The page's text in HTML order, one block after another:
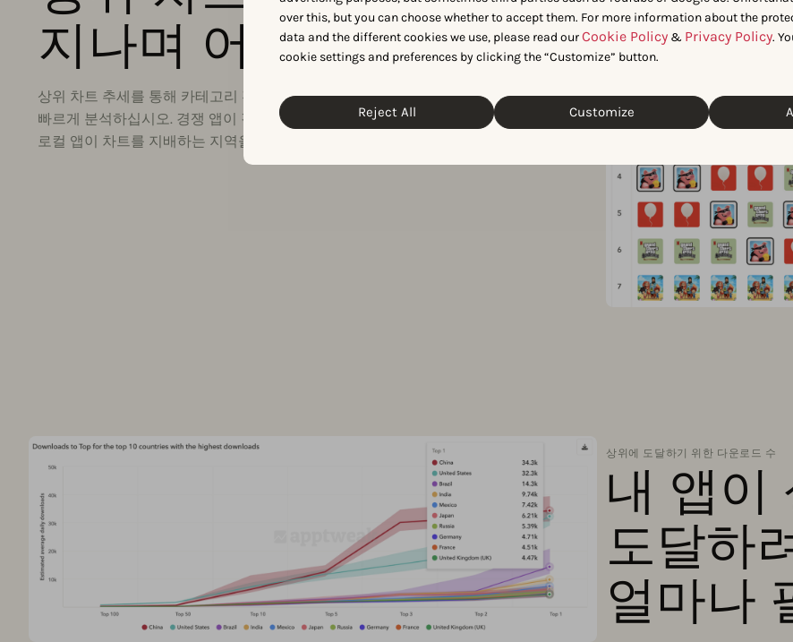
over this, but you can choose whether to accept them. For more information about the
data and the different cookies we use, please read ourCookie Policy & Privacy Policy.
cookie settings and preferences by clicking the “Customize” button.
Reject All Customize
지나며 어떻게 변하나요?
상위 차트 추세를 통해 카테고리 전반의 상위 앱이 시간이 지남에 따라 어떻게 성장했는지
빠르게 분석하십시오. 경쟁 앱이 강한 존재감을 보이는 영역에 대한 인사이트를 확보하고,
로컬 앱이 차트를 지배하는 지역을 파악하십시오.
상위에 도달하기 위한 다운로드 수
내 앱이
도달하
얼마나